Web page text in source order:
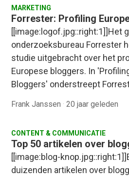
MARKETING
Forrester: Profiling
[[image:logof.jpg::right:1]]Het
onderzoeksbureau Forrester
studie uitgebracht over het
Europese bloggers. In
Bloggers' onderstreept
Frank Janssen · 20 jaar geleden
CONTENT & COMMUNICATIE
Top 50 artikelen over
[[image:blog-
duizenden artikelen over